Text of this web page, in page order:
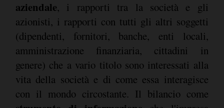
aziendale, i rapporti tra la società e gli
azionisti, i rapporti con tutti gli altri soggetti
(dipendenti, fornitori, banche, enti locali,
amministrazione finanziaria, cittadini in
genere) che a vario titolo sono interessati alla
vita della società e di come essa interagisce
con il mondo circostante. Il bilancio come